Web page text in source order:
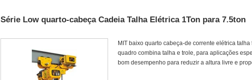
Série Low quarto-cabeça Cadeia Talha Elétrica 1Ton para 7.5ton
MIT baixo quarto cabeça-de corrente elétrica
quadro combina talha e trole, para aplicações
bom desempenho para reduzir a altura livre e